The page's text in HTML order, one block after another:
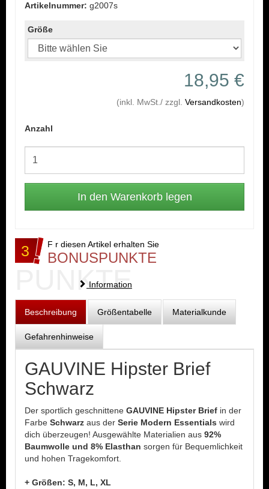
Artikelnummer: g2007s
Größe
18,95 €
(inkl. MwSt./ zzgl. Versandkosten)
Anzahl
3 F r diesen Artikel erhalten Sie
BONUSPUNKTE
PUNKTE
Information
Beschreibung Größentabelle Materialkunde
Gefahrenhinweise
GAUVINE Hipster Brief
Schwarz
Der sportlich geschnittene GAUVINE Hipster Brief in der
Farbe Schwarz aus der Serie Modern Essentials wird
dich überzeugen! Ausgewählte Materialien aus 92%
Baumwolle und 8% Elasthan sorgen für Bequemlichkeit
und hohen Tragekomfort.
+ Größen: S, M, L, XL